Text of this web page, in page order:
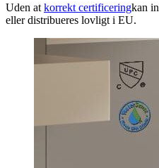
Uden at korrekt certificeringkan
eller distribueres lovligt i EU.